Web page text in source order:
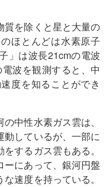
質を除くと星と大量の
ほとんどは水素原子
」は波長21cmの電波
波を観測すると、中
度を知ることができ
中性水素ガス雲は、
動しているが、一部に
するガス雲もある。
ーにあって、銀河円盤
速度を持っている。